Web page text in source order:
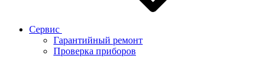
Сервис
Гарантийный ремонт
Проверка приборов